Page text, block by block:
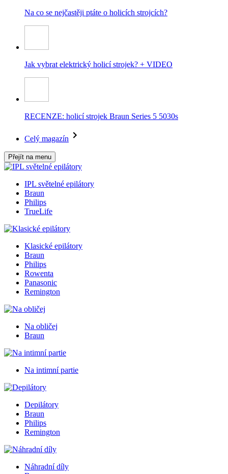
Na co se nejčastěji ptáte o holicích strojcích?
Jak vybrat elektrický holicí strojek? + VIDEO
RECENZE: holicí strojek Braun Series 5 5030s
Celý magazín
Přejít na menu
IPL světelné epilátory
Braun
Philips
TrueLife
Klasické epilátory
Braun
Philips
Rowenta
Panasonic
Remington
Na obličej
Braun
Na intimní partie
Depilátory
Braun
Philips
Remington
Náhradní díly